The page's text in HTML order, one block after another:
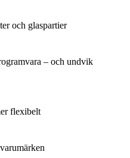
och glaspartier
– och undvik
flexibelt